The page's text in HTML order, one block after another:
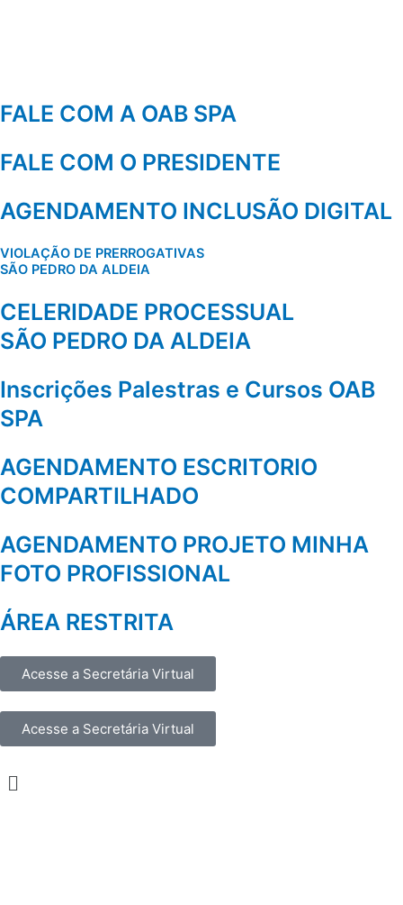
FALE COM A OAB SPA
FALE COM O PRESIDENTE
AGENDAMENTO INCLUSÃO DIGITAL
VIOLAÇÃO DE PRERROGATIVAS
SÃO PEDRO DA ALDEIA
CELERIDADE PROCESSUAL
SÃO PEDRO DA ALDEIA
Inscrições Palestras e Cursos OAB
SPA
AGENDAMENTO ESCRITORIO
COMPARTILHADO
AGENDAMENTO PROJETO MINHA
FOTO PROFISSIONAL
ÁREA RESTRITA
Acesse a Secretária Virtual
Acesse a Secretária Virtual
Menu